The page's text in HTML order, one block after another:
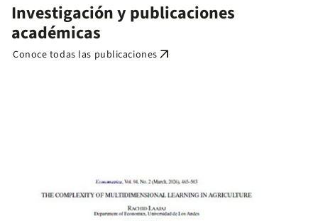
Investigación y publicaciones
académicas
Conoce todas las publicaciones arrow_outward